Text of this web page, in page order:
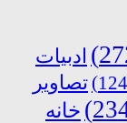
ادبیات
تصاویر
خانه